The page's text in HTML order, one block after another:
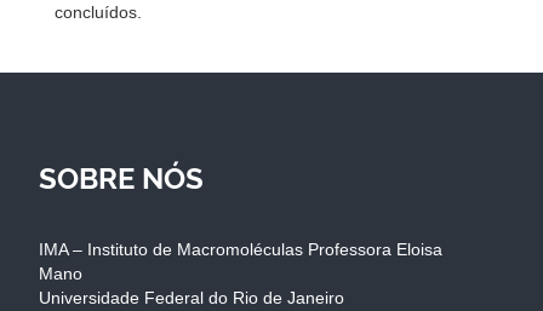
concluídos.
SOBRE NÓS
IMA – Instituto de Macromoléculas Professora Eloisa
Mano
Universidade Federal do Rio de Janeiro